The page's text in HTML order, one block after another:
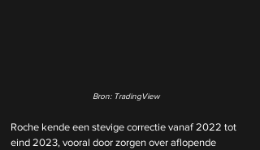
Bron: TradingView
Roche kende een stevige correctie vanaf 2022 tot
eind 2023, vooral door zorgen over aflopende